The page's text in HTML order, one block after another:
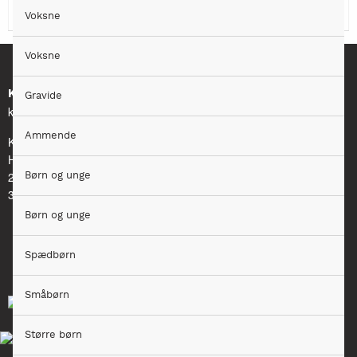
Voksne
Voksne
Gravide
Ammende
Børn og unge
Børn og unge
Spædbørn
Småbørn
Større børn
Kontakt
kosthaandbogen@kost.dk
Kost og Ernæringsforbundet
Holmbladsgade 70
2300 København S
3163 6600